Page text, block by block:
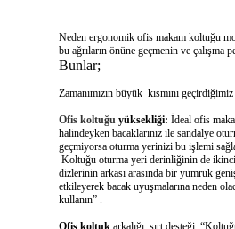
Neden ergonomik ofis makam koltuğu
bu ağrıların önüne geçmenin ve çalışma
Bunlar;
Zamanımızın büyük kısmını
Ofis koltuğuyüksekliği: İdeal ofis
halindeyken bacaklarınız ile sandalye
geçmiyorsa oturma yerinizi bu işlemi
Koltuğu oturma yeri derinliğinin de ikinci
dizlerinin arkası arasında bir yumruk
etkileyerek bacak uyuşmalarına neden
kullanın” .
Ofis koltuk arkalığı sırt desteği: